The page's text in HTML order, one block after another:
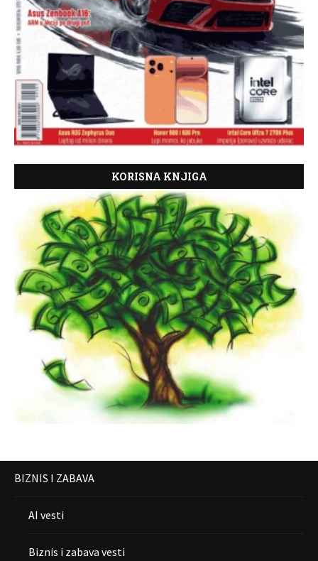
KORISNA KNJIGA
BIZNIS I ZABAVA
AI vesti
Biznis i zabava vesti